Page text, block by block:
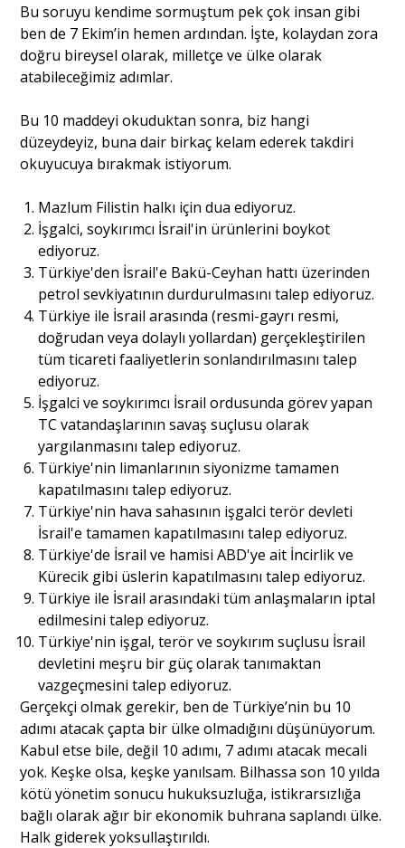
Bu soruyu kendime sormuştum pek çok insan gibi
ben de 7 Ekim’in hemen ardından. İşte, kolaydan zora
doğru bireysel olarak, milletçe ve ülke olarak
atabileceğimiz adımlar.
Bu 10 maddeyi okuduktan sonra, biz hangi
düzeydeyiz, buna dair birkaç kelam ederek takdiri
okuyucuya bırakmak istiyorum.
Mazlum Filistin halkı için dua ediyoruz.
İşgalci, soykırımcı İsrail'in ürünlerini boykot
ediyoruz.
Türkiye'den İsrail'e Bakü-Ceyhan hattı üzerinden
petrol sevkiyatının durdurulmasını talep ediyoruz.
Türkiye ile İsrail arasında (resmi-gayrı resmi,
doğrudan veya dolaylı yollardan) gerçekleştirilen
tüm ticareti faaliyetlerin sonlandırılmasını talep
ediyoruz.
İşgalci ve soykırımcı İsrail ordusunda görev yapan
TC vatandaşlarının savaş suçlusu olarak
yargılanmasını talep ediyoruz.
Türkiye'nin limanlarının siyonizme tamamen
kapatılmasını talep ediyoruz.
Türkiye'nin hava sahasının işgalci terör devleti
İsrail'e tamamen kapatılmasını talep ediyoruz.
Türkiye'de İsrail ve hamisi ABD'ye ait İncirlik ve
Kürecik gibi üslerin kapatılmasını talep ediyoruz.
Türkiye ile İsrail arasındaki tüm anlaşmaların iptal
edilmesini talep ediyoruz.
Türkiye'nin işgal, terör ve soykırım suçlusu İsrail
devletini meşru bir güç olarak tanımaktan
vazgeçmesini talep ediyoruz.
Gerçekçi olmak gerekir, ben de Türkiye’nin bu 10
adımı atacak çapta bir ülke olmadığını düşünüyorum.
Kabul etse bile, değil 10 adımı, 7 adımı atacak mecali
yok. Keşke olsa, keşke yanılsam. Bilhassa son 10 yılda
kötü yönetim sonucu hukuksuzluğa, istikrarsızlığa
bağlı olarak ağır bir ekonomik buhrana saplandı ülke.
Halk giderek yoksullaştırıldı.